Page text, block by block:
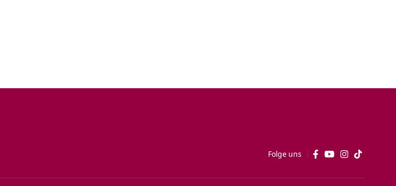
Folge uns